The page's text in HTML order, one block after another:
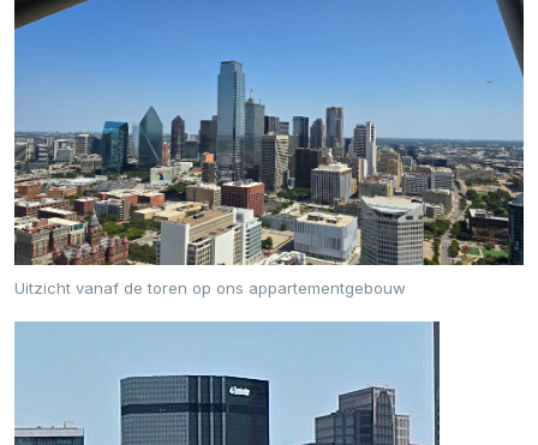
Uitzicht vanaf de toren op ons appartementgebouw